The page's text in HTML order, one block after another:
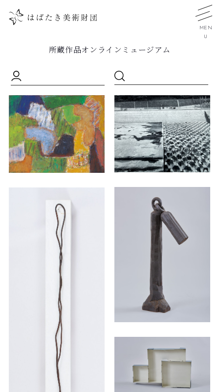
MEN
U
所蔵作品オンラインミュージアム